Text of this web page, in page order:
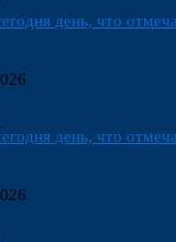
день, что
день, что